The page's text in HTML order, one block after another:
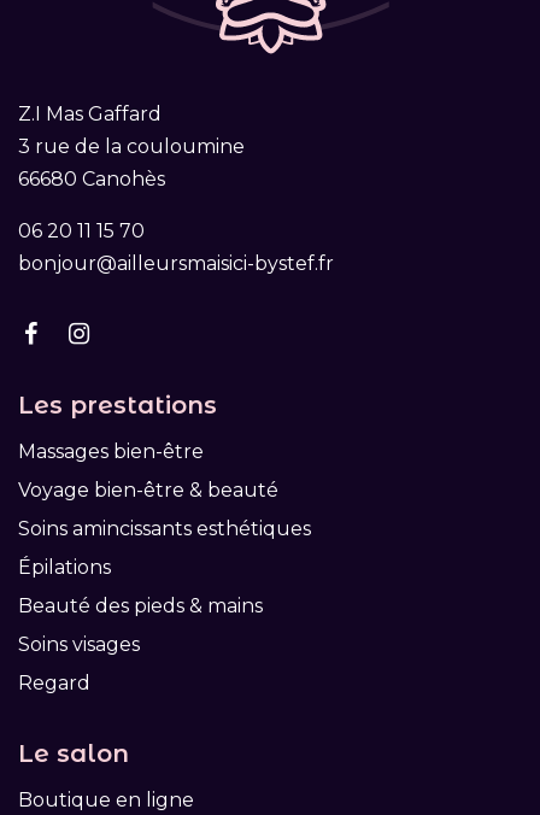
Z.I Mas Gaffard
3 rue de la couloumine
66680 Canohès
06 20 11 15 70
bonjour@ailleursmaisici-bystef.fr
Les prestations
Massages bien-être
Voyage bien-être & beauté
Soins amincissants esthétiques
Épilations
Beauté des pieds & mains
Soins visages
Regard
Le salon
Boutique en ligne